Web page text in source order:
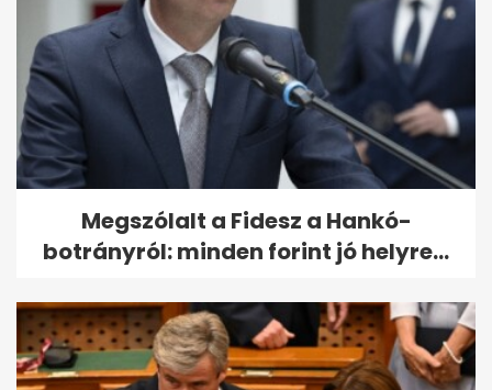
Megszólalt a Fidesz a Hankó-
botrányról: minden forint jó helyre...